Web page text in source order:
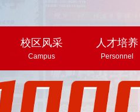
校区风采
Campus
人才培养
Personnel